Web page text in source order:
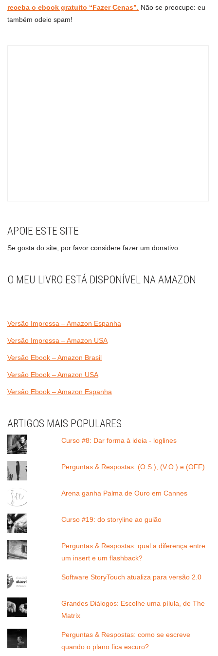
receba o ebook gratuito “Fazer Cenas”. Não se preocupe: eu
também odeio spam!
APOIE ESTE SITE
Se gosta do site, por favor considere fazer um donativo.
O MEU LIVRO ESTÁ DISPONÍVEL NA AMAZON
Versão Impressa – Amazon Espanha
Versão Impressa – Amazon USA
Versão Ebook – Amazon Brasil
Versão Ebook – Amazon USA
Versão Ebook – Amazon Espanha
ARTIGOS MAIS POPULARES
Curso #8: Dar forma à ideia - loglines
Perguntas & Respostas: (O.S.), (V.O.) e (OFF)
Arena ganha Palma de Ouro em Cannes
Curso #19: do storyline ao guião
Perguntas & Respostas: qual a diferença entre
um insert e um flashback?
Software StoryTouch atualiza para versão 2.0
Grandes Diálogos: Escolhe uma pílula, de The
Matrix
Perguntas & Respostas: como se escreve
quando o plano fica escuro?